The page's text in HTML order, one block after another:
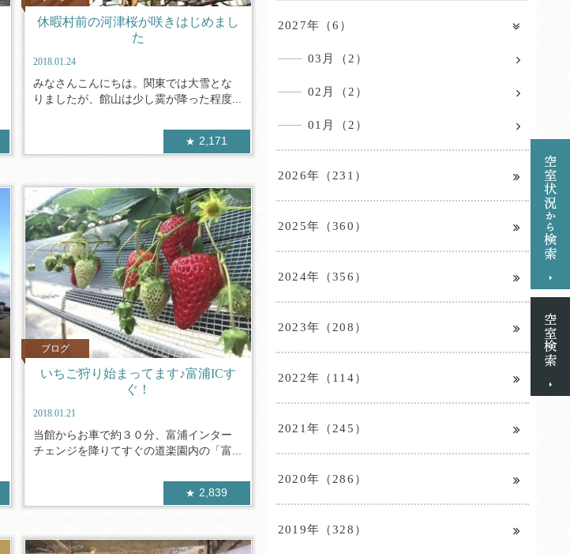
休暇村前の河津桜が咲きはじめまし
た
2018.01.24
みなさんこんにちは。関東では大雪とな
りましたが、館山は少し霙が降った程度...
2,171
ブログ
いちご狩り始まってます♪富浦ICす
ぐ！
2018.01.21
当館からお車で約３０分、富浦インター
チェンジを降りてすぐの道楽園内の「富...
2,839
2027年（6）
03月（2）
02月（2）
01月（2）
2026年（231）
2025年（360）
2024年（356）
2023年（208）
2022年（114）
2021年（245）
2020年（286）
2019年（328）